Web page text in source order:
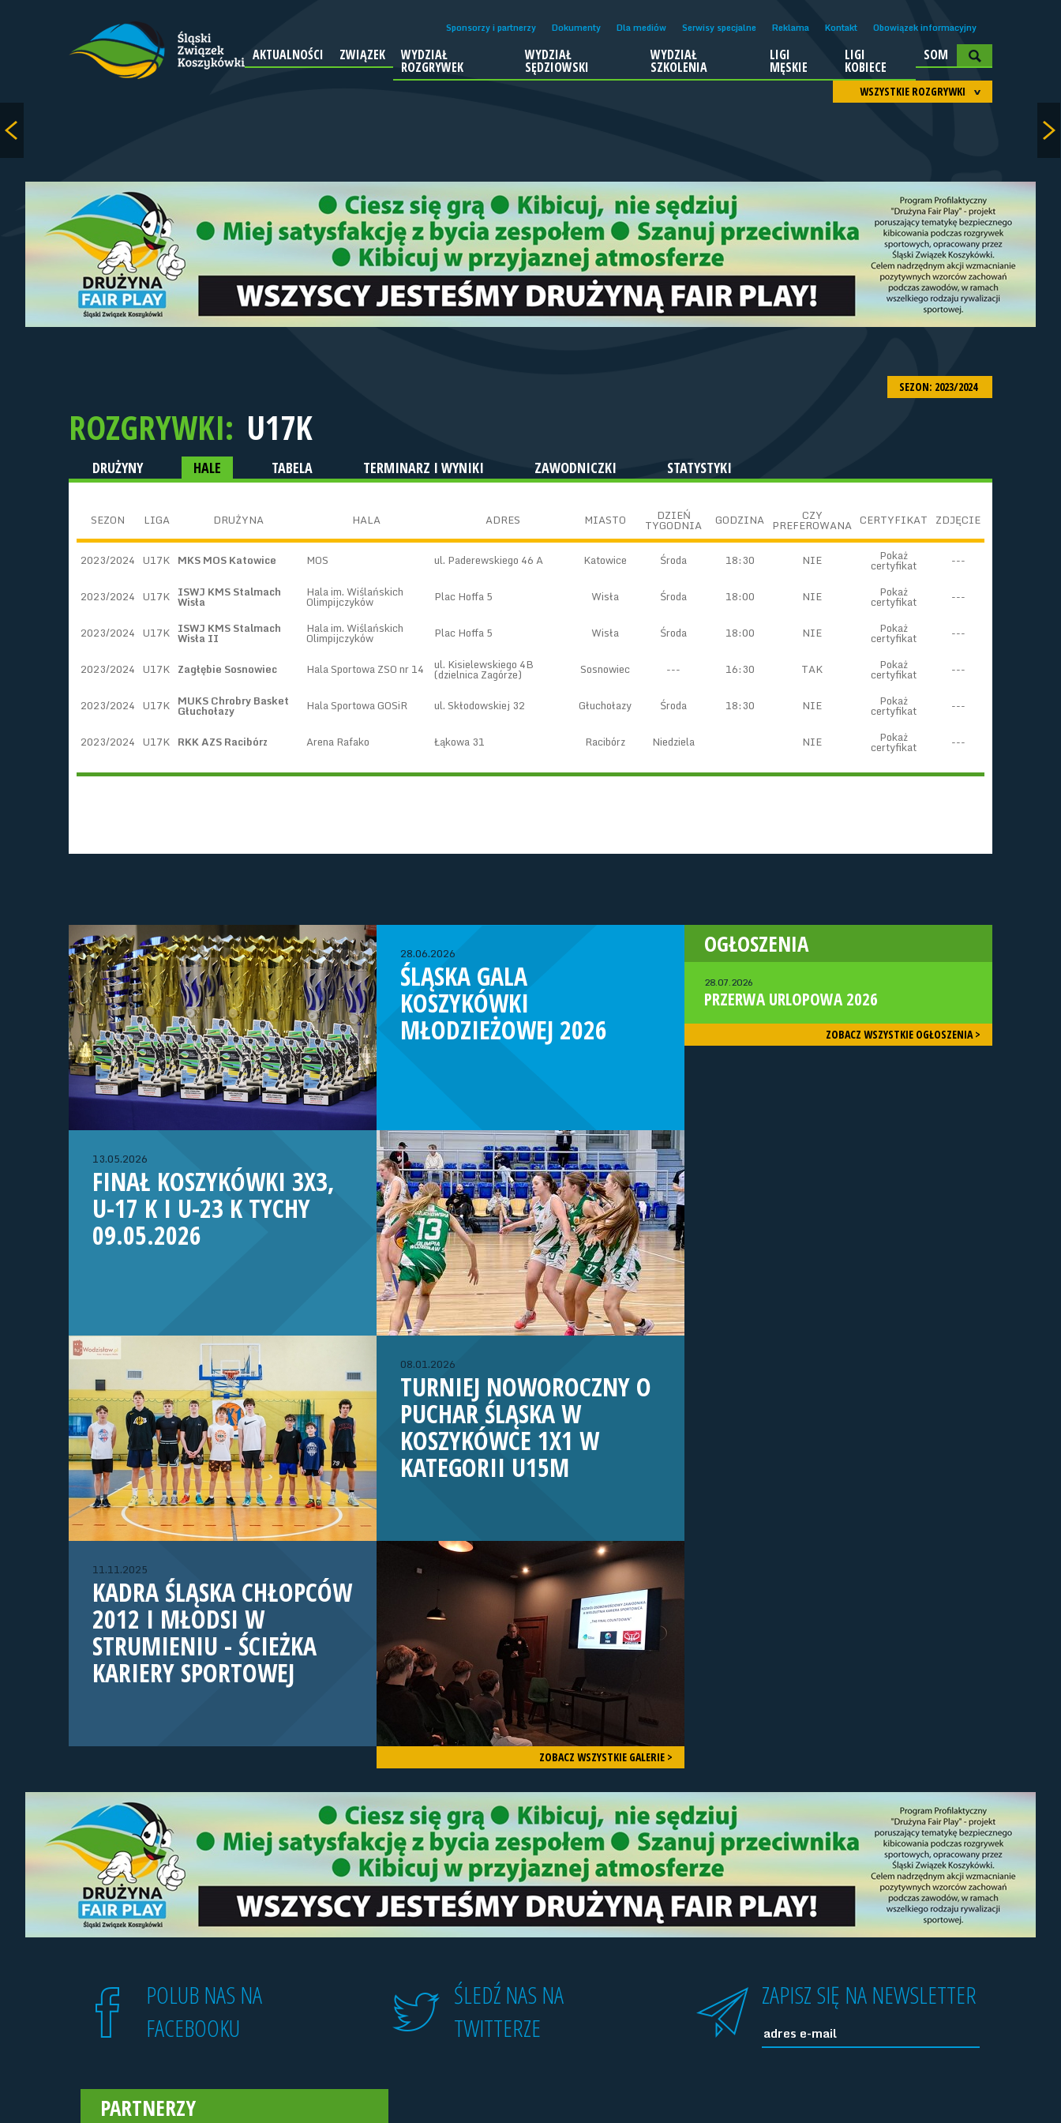
Sponsorzy i partnerzy Dokumenty Dla mediów Serwisy specjalne Reklama Kontakt Obowiązek informacyjny
AKTUALNOŚCI ZWIĄZEK WYDZIAŁ
ROZGRYWEK
WYDZIAŁ
SĘDZIOWSKI
WYDZIAŁ
SZKOLENIA
LIGI
MĘSKIE
LIGI
KOBIECE
SOM
WSZYSTKIE ROZGRYWKI
SEZON: 2023/2024
ROZGRYWKI: U17K
DRUŻYNY HALE TABELA TERMINARZ I WYNIKI ZAWODNICZKI STATYSTYKI
SEZON LIGA DRUŻYNA HALA ADRES MIASTO DZIEŃ
TYGODNIA GODZINA CZY
PREFEROWANA CERTYFIKAT ZDJĘCIE
2023/2024 U17K MKS MOS Katowice MOS ul. Paderewskiego 46 A Katowice Środa 18:30 NIE Pokaż
certyfikat ---
2023/2024 U17K ISWJ KMS Stalmach
Wisła
Hala im. Wiślańskich
Olimpijczyków Plac Hoffa 5 Wisła Środa 18:00 NIE Pokaż
certyfikat ---
2023/2024 U17K ISWJ KMS Stalmach
Wisła II
Hala im. Wiślańskich
Olimpijczyków Plac Hoffa 5 Wisła Środa 18:00 NIE Pokaż
certyfikat ---
2023/2024 U17K Zagłębie Sosnowiec Hala Sportowa ZSO nr 14 ul. Kisielewskiego 4B
(dzielnica Zagórze) Sosnowiec --- 16:30 TAK Pokaż
certyfikat ---
2023/2024 U17K MUKS Chrobry Basket
Głuchołazy Hala Sportowa GOSiR ul. Skłodowskiej 32 Głuchołazy Środa 18:30 NIE Pokaż
certyfikat ---
2023/2024 U17K RKK AZS Racibórz Arena Rafako Łąkowa 31 Racibórz Niedziela NIE Pokaż
certyfikat ---
28.06.2026
ŚLĄSKA GALA
KOSZYKÓWKI
MŁODZIEŻOWEJ 2026
13.05.2026
FINAŁ KOSZYKÓWKI 3X3,
U-17 K I U-23 K TYCHY
09.05.2026
08.01.2026
TURNIEJ NOWOROCZNY O
PUCHAR ŚLĄSKA W
KOSZYKÓWCE 1X1 W
KATEGORII U15M
11.11.2025
KADRA ŚLĄSKA CHŁOPCÓW
2012 I MŁODSI W
STRUMIENIU - ŚCIEŻKA
KARIERY SPORTOWEJ
ZOBACZ WSZYSTKIE GALERIE >
OGŁOSZENIA
28.07.2026
PRZERWA URLOPOWA 2026
ZOBACZ WSZYSTKIE OGŁOSZENIA >
POLUB NAS NA
FACEBOOKU
ŚLEDŹ NAS NA
TWITTERZE
ZAPISZ SIĘ NA NEWSLETTER
PARTNERZY